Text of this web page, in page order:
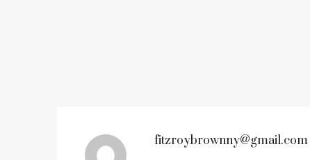
fitzroybrownny@gmail.com